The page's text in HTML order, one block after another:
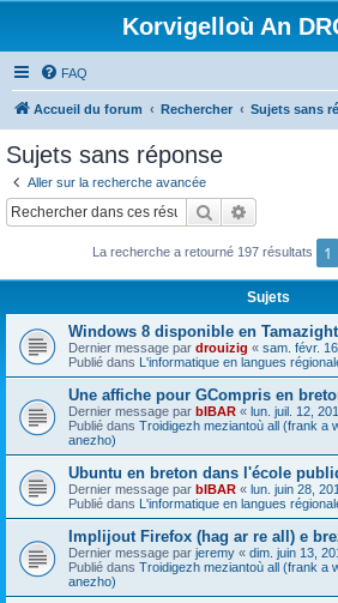
Korvigelloù An
FAQ
Accueil du forum Rechercher Sujets sans
Sujets sans réponse
Aller sur la recherche avancée
Rechercher
La recherche a retourné 197 résultats 1
Sujets
Windows 8 disponible en Tamazight
Dernier message par drouizig « sam. févr.
Publié dans L'informatique en langues
Une affiche pour GCompris en
Dernier message par bIBAR « lun. juil. 12,
Publié dans Troidigezh meziantoù all (frank a
anezho)
Ubuntu en breton dans l'école
Dernier message par bIBAR « lun. juin 28,
Publié dans L'informatique en langues
Implijout Firefox (hag ar re all) e
Dernier message par jeremy « dim. juin 13,
Publié dans Troidigezh meziantoù all (frank a
anezho)